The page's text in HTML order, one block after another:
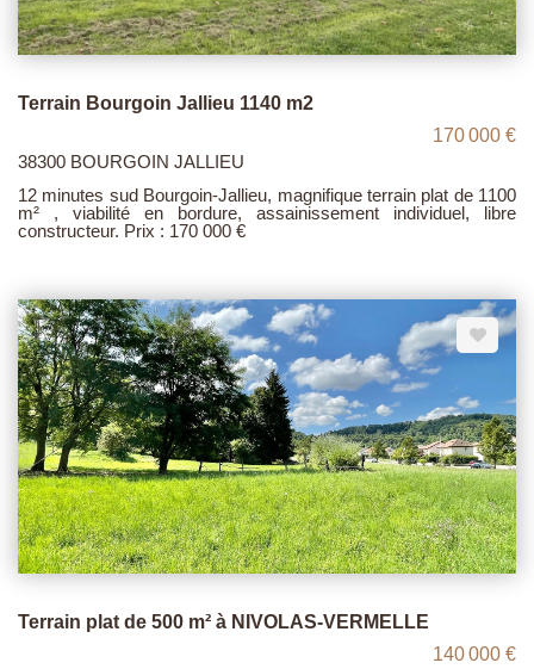
Terrain Bourgoin Jallieu 1140 m2
170 000 €
38300 BOURGOIN JALLIEU
12 minutes sud Bourgoin-Jallieu, magnifique terrain plat de 1100
m² , viabilité en bordure, assainissement individuel, libre
constructeur. Prix : 170 000 €
Terrain plat de 500 m² à NIVOLAS-VERMELLE
140 000 €